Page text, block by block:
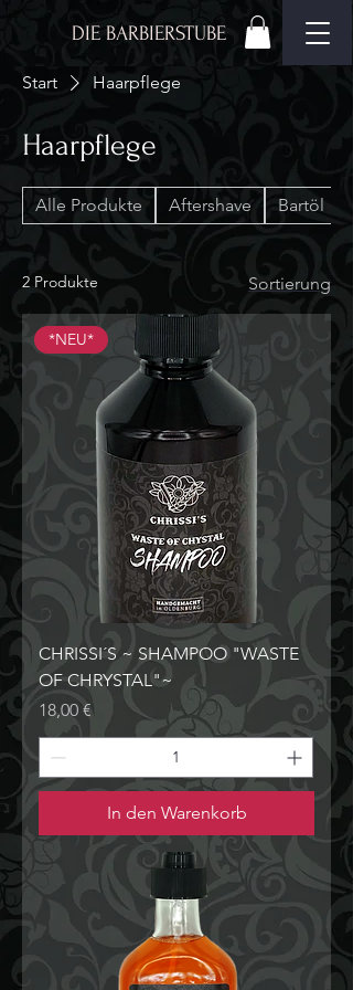
DIE BARBIERSTUBE
Start Haarpflege
Haarpflege
Alle Produkte Aftershave Bartöl
2 Produkte Sortierung
*NEU*
CHRISSI´S ~ SHAMPOO "WASTE
OF CHRYSTAL"~
Preis
18,00 €
In den Warenkorb